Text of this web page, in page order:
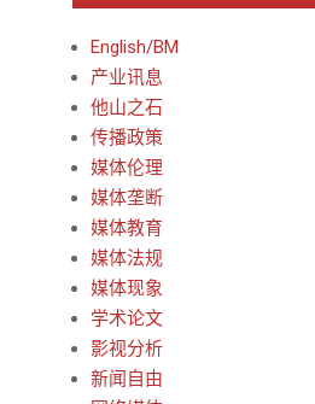
English/BM
产业讯息
他山之石
传播政策
媒体伦理
媒体垄断
媒体教育
媒体法规
媒体现象
学术论文
影视分析
新闻自由